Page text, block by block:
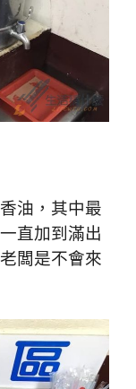
油，其中最
直加到滿出
闆是不會來